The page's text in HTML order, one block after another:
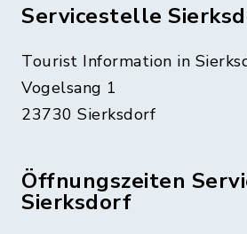
Servicestelle
Tourist Information in
Vogelsang 1
23730 Sierksdorf
Öffnungszeiten
Sierksdorf